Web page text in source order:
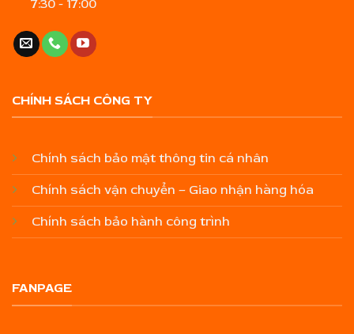
7:30 - 17:00
CHÍNH SÁCH CÔNG TY
Chính sách bảo mật thông tin cá nhân
Chính sách vận chuyển – Giao nhận hàng hóa
Chính sách bảo hành công trình
FANPAGE